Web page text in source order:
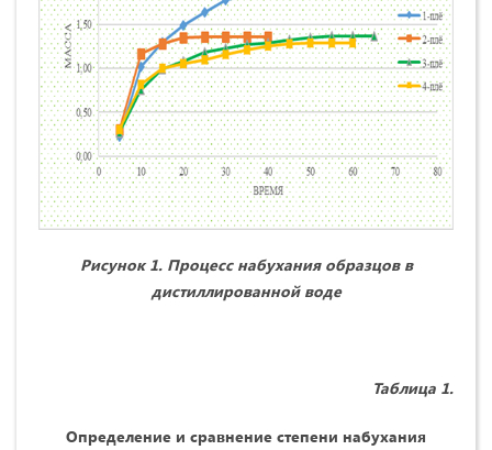
Рисунок 1. Процесс набухания образцов в
дистиллированной воде
Таблица 1.
Определение и сравнение степени набухания